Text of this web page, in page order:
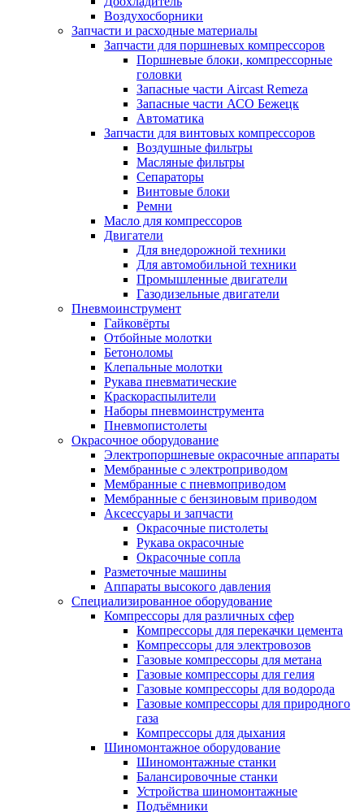
Воздухосборники
Запчасти и расходные материалы
Запчасти для поршневых компрессоров
Поршневые блоки, компрессорные
головки
Запасные части Aircast Remeza
Запасные части АСО Бежецк
Автоматика
Запчасти для винтовых компрессоров
Воздушные фильтры
Масляные фильтры
Сепараторы
Винтовые блоки
Ремни
Масло для компрессоров
Двигатели
Для внедорожной техники
Для автомобильной техники
Промышленные двигатели
Газодизельные двигатели
Пневмоинструмент
Гайковёрты
Отбойные молотки
Бетоноломы
Клепальные молотки
Рукава пневматические
Краскораспылители
Наборы пневмоинструмента
Пневмопистолеты
Окрасочное оборудование
Электропоршневые окрасочные аппараты
Мембранные с электроприводом
Мембранные с пневмоприводом
Мембранные с бензиновым приводом
Аксессуары и запчасти
Окрасочные пистолеты
Рукава окрасочные
Окрасочные сопла
Разметочные машины
Аппараты высокого давления
Специализированное оборудование
Компрессоры для различных сфер
Компрессоры для перекачки цемента
Компрессоры для электровозов
Газовые компрессоры для метана
Газовые компрессоры для гелия
Газовые компрессоры для водорода
Газовые компрессоры для природного
газа
Компрессоры для дыхания
Шиномонтажное оборудование
Шиномонтажные станки
Балансировочные станки
Устройства шиномонтажные
Подъёмники